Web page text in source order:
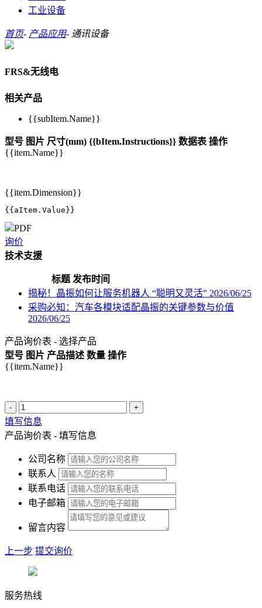
工业设备
首页- 产品应用- 通讯设备
FRS&无线电
相关产品
{{subItem.Name}}
型号 图片 尺寸(mm) {{bItem.Instructions}} 数据表 操作
{{item.Name}}
{{item.Dimension}}
{{aItem.Value}}
PDF
询价
技术支援
标题 发布时间
揭秘！晶振如何让服务机器人 “聪明又灵活” 2026/06/25
采购必知：汽车各模块适配晶振的关键参数与价值
2026/06/25
产品询价表 - 选择产品
型号 图片 产品描述 数量 操作
{{item.Name}}
- +
填写信息
产品询价表 - 填写信息
公司名称
联系人
联系电话
电子邮箱
留言内容
上一步 提交询价
服务热线